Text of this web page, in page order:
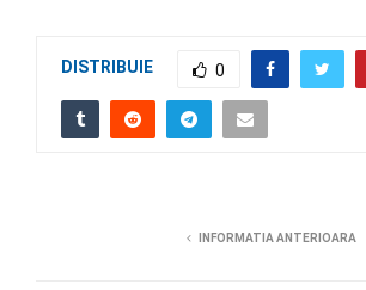
DISTRIBUIE 0
INFORMATIA ANTERIOARA